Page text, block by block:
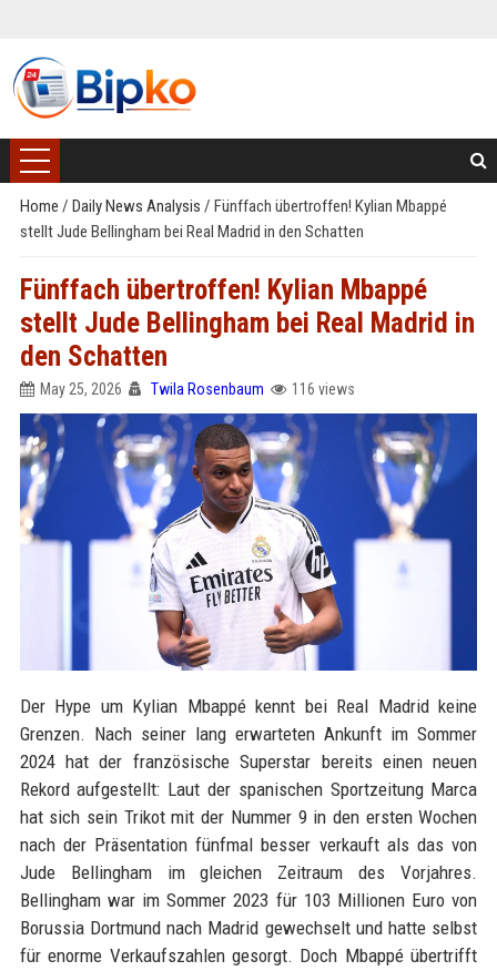
Home / Daily News Analysis / Fünffach übertroffen! Kylian Mbappé
stellt Jude Bellingham bei Real Madrid in den Schatten
Fünffach übertroffen! Kylian Mbappé
stellt Jude Bellingham bei Real Madrid in
den Schatten
May 25, 2026 Twila Rosenbaum 116 views
Der Hype um Kylian Mbappé kennt bei Real Madrid keine
Grenzen. Nach seiner lang erwarteten Ankunft im Sommer
2024 hat der französische Superstar bereits einen neuen
Rekord aufgestellt: Laut der spanischen Sportzeitung Marca
hat sich sein Trikot mit der Nummer 9 in den ersten Wochen
nach der Präsentation fünfmal besser verkauft als das von
Jude Bellingham im gleichen Zeitraum des Vorjahres.
Bellingham war im Sommer 2023 für 103 Millionen Euro von
Borussia Dortmund nach Madrid gewechselt und hatte selbst
für enorme Verkaufszahlen gesorgt. Doch Mbappé übertrifft